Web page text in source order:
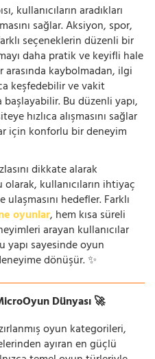
kullanıcıların aradıkları
sağlar. Aksiyon, spor,
seçeneklerin düzenli bir
daha pratik ve keyifli hale
arasında kaybolmadan, ilgi
keşfedebilir ve vakit
başlayabilir. Bu düzenli yapı,
hızlıca alışmasını sağlar
için konforlu bir deneyim
dikkate alarak
kullanıcıların ihtiyaç
hedefler. Farklı
oyunlar, hem kısa süreli
arayan kullanıcılar
yapı sayesinde oyun
dönüşür. ✨
Dünyası 🚀
oyun kategorileri,
ayıran en güçlü